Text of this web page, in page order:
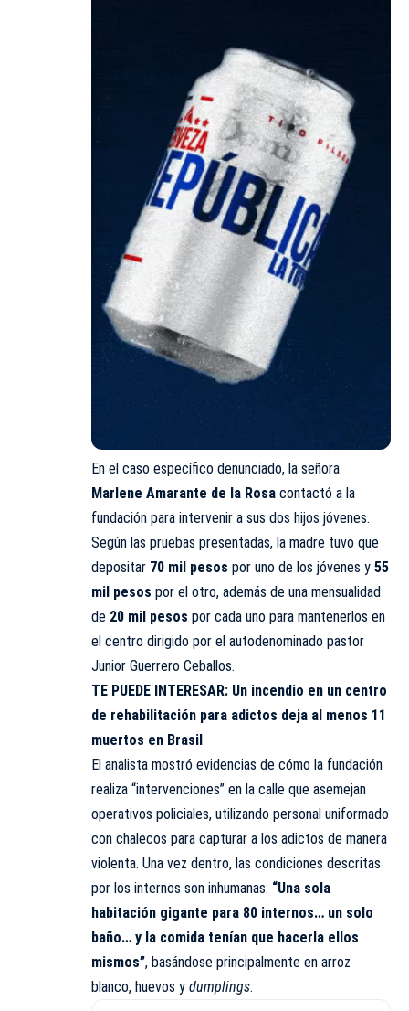
En el caso específico denunciado, la señora
Marlene Amarante de la Rosa contactó a la
fundación para intervenir a sus dos hijos jóvenes.
Según las pruebas presentadas, la madre tuvo que
depositar 70 mil pesos por uno de los jóvenes y 55
mil pesos por el otro, además de una mensualidad
de 20 mil pesos por cada uno para mantenerlos en
el centro dirigido por el autodenominado pastor
Junior Guerrero Ceballos.
TE PUEDE INTERESAR: Un incendio en un centro
de rehabilitación para adictos deja al menos 11
muertos en Brasil
El analista mostró evidencias de cómo la fundación
realiza “intervenciones” en la calle que asemejan
operativos policiales, utilizando personal uniformado
con chalecos para capturar a los adictos de manera
violenta. Una vez dentro, las condiciones descritas
por los internos son inhumanas: “Una sola
habitación gigante para 80 internos… un solo
baño… y la comida tenían que hacerla ellos
mismos”, basándose principalmente en arroz
blanco, huevos y dumplings.